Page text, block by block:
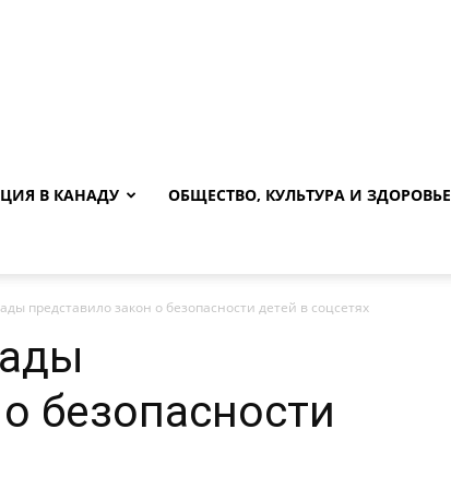
В КАНАДУ ОБЩЕСТВО, КУЛЬТУРА И ЗДОРОВЬЕ
представило закон о безопасности детей в соцсетях
безопасности